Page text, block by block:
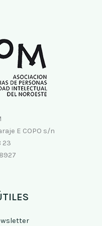
E COPO s/n
23